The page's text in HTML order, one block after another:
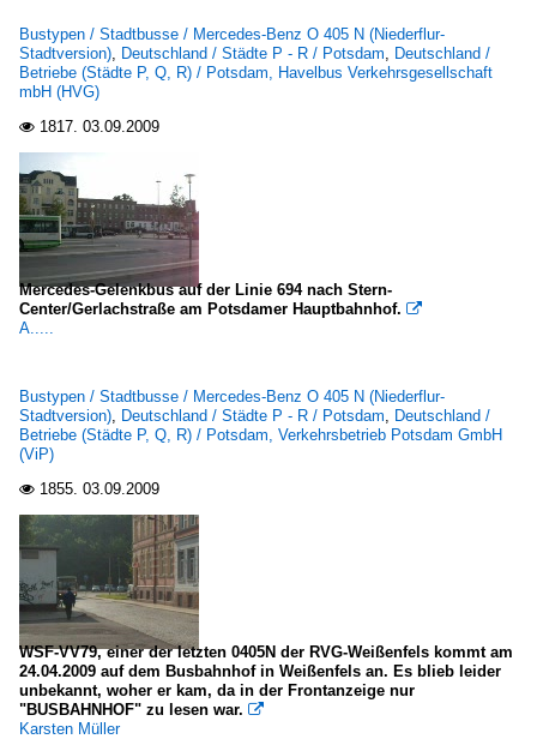
Bustypen / Stadtbusse / Mercedes-Benz O 405 N (Niederflur-
Stadtversion), Deutschland / Städte P - R / Potsdam, Deutschland /
Betriebe (Städte P, Q, R) / Potsdam, Havelbus Verkehrsgesellschaft
mbH (HVG)
 1817. 03.09.2009
Mercedes-Gelenkbus auf der Linie 694 nach Stern-
Center/Gerlachstraße am Potsdamer Hauptbahnhof. 
A.....
Bustypen / Stadtbusse / Mercedes-Benz O 405 N (Niederflur-
Stadtversion), Deutschland / Städte P - R / Potsdam, Deutschland /
Betriebe (Städte P, Q, R) / Potsdam, Verkehrsbetrieb Potsdam GmbH
(ViP)
 1855. 03.09.2009
WSF-VV79, einer der letzten 0405N der RVG-Weißenfels kommt am
24.04.2009 auf dem Busbahnhof in Weißenfels an. Es blieb leider
unbekannt, woher er kam, da in der Frontanzeige nur
"BUSBAHNHOF" zu lesen war. 
Karsten Müller